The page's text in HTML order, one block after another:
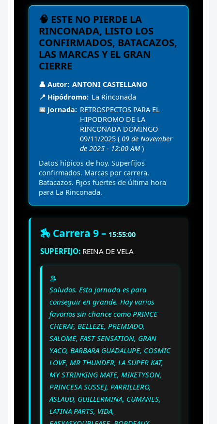
🧠 ESTE NO PIERDE LA
RINCONADA, LISTO LOS
CONFIRMADOS, BATACAZOS,
LAS MARCAS Y EL GRAN
CIERRE
👤 Autor: ANTONI CASTELLANO
📍 Hipódromo: La Rinconada
📅 Jornada: RETROSPECTOS PARA EL
HIPODROMO DE LA
RINCONADA DOMINGO
09/11/2025 ( 09 de November
de 2025 - 12:00 AM )
Datos hípicos de hoy. Superfijos
confirmados. Marcas por carrera.
Batacazos. Fijos fuertes de última hora
para La Rinconada.
🏇 Carrera 9 – 15:55:00
SUPERFIJO: REINA DE VELA
📝
Saludos. Esta jornada es para
conseguir en grande. Hay varios
favorios sin chance como PRINCE
CHERAF, BELLEZE, PREMIADO,
SALOME, FAST SENSATION, GRAN
YACO, BARBARA GUADALUPE, COSMIC
LOVE, MR THUNDER, LA SUPER KAT,
MY STRINKING MATE, MIKETYSON,
PRINCESA SUSSEJ, PARRILLERO,
ASLAUD, GUILLERMINA, CUMANES,
LATINA PARTS, VIDA,